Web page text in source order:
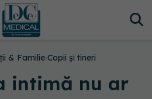
& Familie›Copii și tineri
intimă nu ar